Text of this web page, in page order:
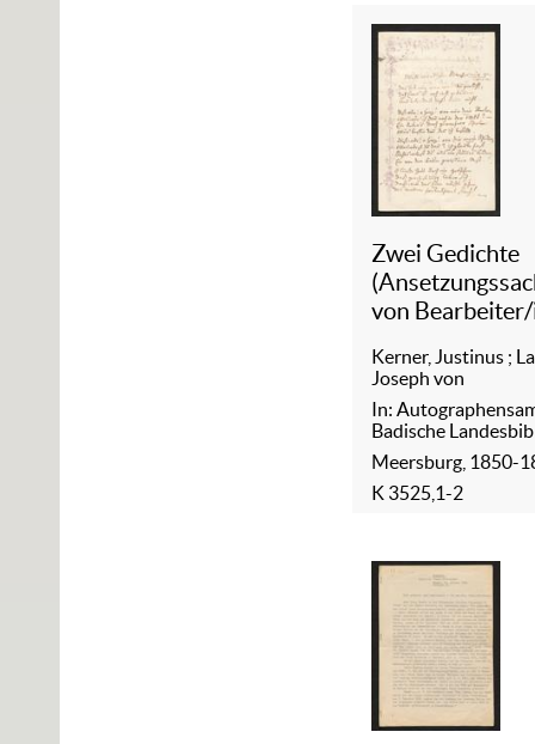
Zwei Gedichte
von
Kerner, Justinus ;
Joseph von
In:
Badische
Meersburg, 1850-
K 3525,1-2